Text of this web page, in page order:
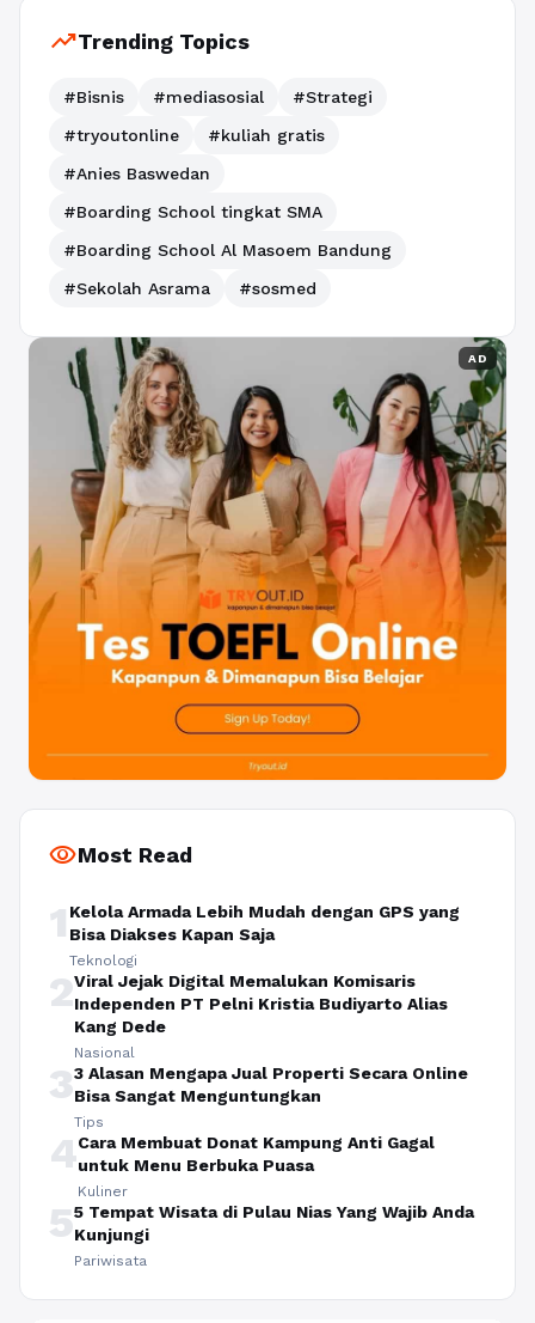
trending_upTrending Topics
#Bisnis #mediasosial
#Strategi
#tryoutonline
#kuliah gratis
#Anies Baswedan
#Boarding School tingkat SMA
#Boarding School Al Masoem Bandung
#Sekolah Asrama
#sosmed
AD
visibilityMost Read
1 Kelola Armada Lebih Mudah dengan GPS yang
Bisa Diakses Kapan Saja
Teknologi
2Viral Jejak Digital Memalukan Komisaris
Independen PT Pelni Kristia Budiyarto Alias
Kang Dede
Nasional
33 Alasan Mengapa Jual Properti Secara Online
Bisa Sangat Menguntungkan
Tips
4Cara Membuat Donat Kampung Anti Gagal
untuk Menu Berbuka Puasa
Kuliner
55 Tempat Wisata di Pulau Nias Yang Wajib Anda
Kunjungi
Pariwisata